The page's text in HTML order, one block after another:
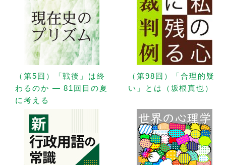
（第5回）「戦後」は終
わるのか — 81回目の夏
に考える
（第98回）「合理的疑
い」とは（坂根真也）